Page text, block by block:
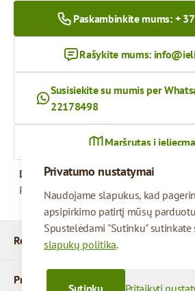
Privatumo nustatymai
Naudojame slapukus, kad
apsipirkimo patirtį mūsų
Spustelėdami "Sutinku" sutinkate
slapukų politika.
Pritaikyti
Sutinku
Rekvizitai
Produktai
Paskambinkite mums: +
Rašykite mums:
Susisiekite su mumis per
22178498
Maršrutas į
Darbo valandos
Pirmadienis – penktadienis